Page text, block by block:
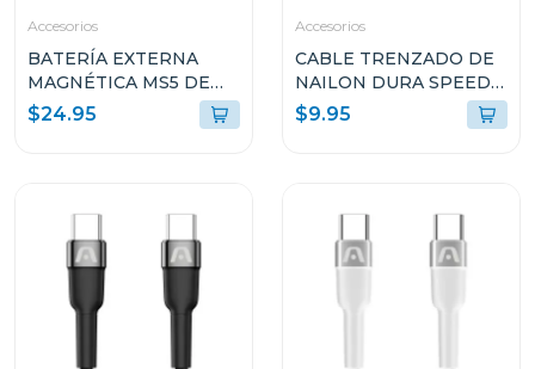
Accesorios
BATERÍA EXTERNA
MAGNÉTICA MS5 DE
5000MAH DE
ALUMINIO ARGPB1160
$24.95
Accesorios
CABLE TRENZADO DE
NAILON DURA SPEED
DE 240W TIPO-C A
TIPO-C PARA CARGA Y
$9.95